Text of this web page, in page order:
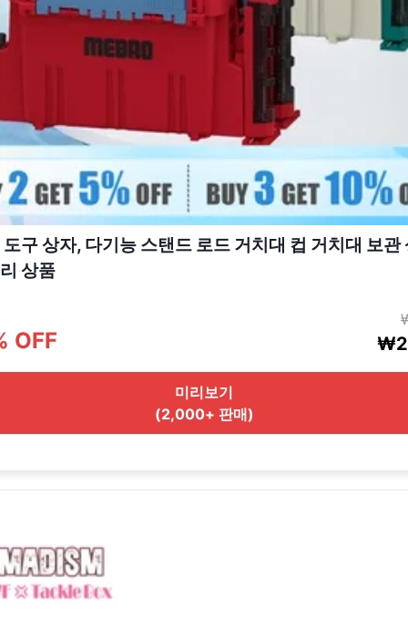
구 상자, 다기능 스탠드 로드 거치대 컵 거치대 보관
상품
OFF
미리보기
(2,000+ 판매)